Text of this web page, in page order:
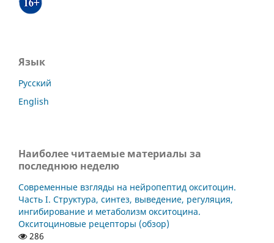
Язык
Русский
English
Наиболее читаемые материалы за
последнюю неделю
Современные взгляды на нейропептид окситоцин.
Часть I. Структура, синтез, выведение, регуляция,
ингибирование и метаболизм окситоцина.
Окситоциновые рецепторы (обзор)
286